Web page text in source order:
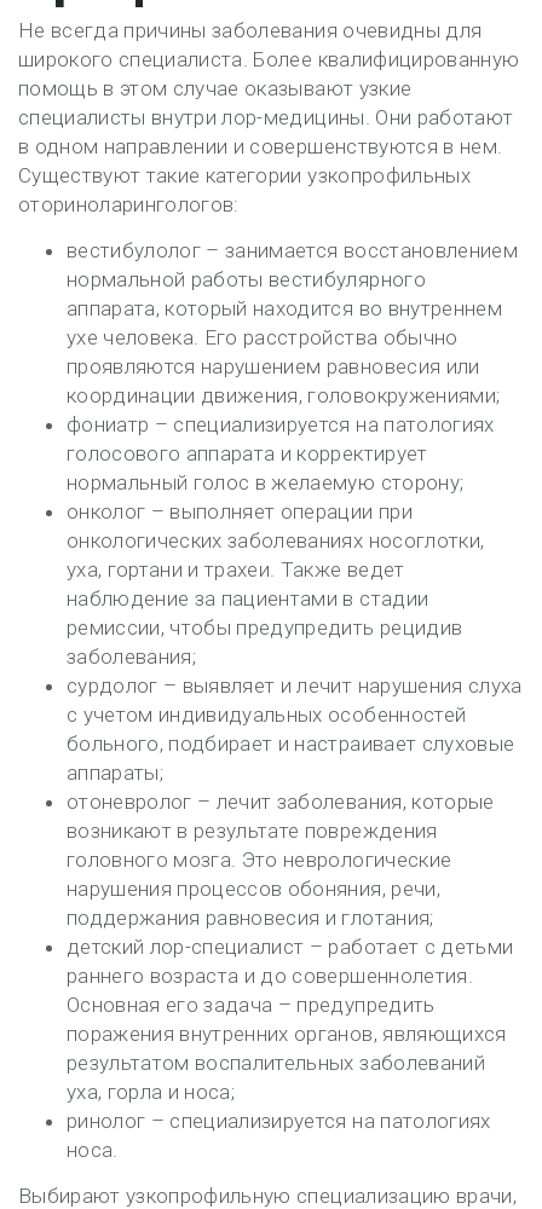
Не всегда причины заболевания очевидны для
широкого специалиста. Более квалифицированную
помощь в этом случае оказывают узкие
специалисты внутри лор-медицины. Они работают
в одном направлении и совершенствуются в нем.
Существуют такие категории узкопрофильных
оториноларингологов:
вестибулолог – занимается восстановлением
нормальной работы вестибулярного
аппарата, который находится во внутреннем
ухе человека. Его расстройства обычно
проявляются нарушением равновесия или
координации движения, головокружениями;
фониатр – специализируется на патологиях
голосового аппарата и корректирует
нормальный голос в желаемую сторону;
онколог – выполняет операции при
онкологических заболеваниях носоглотки,
уха, гортани и трахеи. Также ведет
наблюдение за пациентами в стадии
ремиссии, чтобы предупредить рецидив
заболевания;
сурдолог – выявляет и лечит нарушения слуха
с учетом индивидуальных особенностей
больного, подбирает и настраивает слуховые
аппараты;
отоневролог – лечит заболевания, которые
возникают в результате повреждения
головного мозга. Это неврологические
нарушения процессов обоняния, речи,
поддержания равновесия и глотания;
детский лор-специалист – работает с детьми
раннего возраста и до совершеннолетия.
Основная его задача – предупредить
поражения внутренних органов, являющихся
результатом воспалительных заболеваний
уха, горла и носа;
ринолог – специализируется на патологиях
носа.
Выбирают узкопрофильную специализацию врачи,